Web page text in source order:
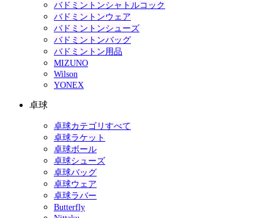
バドミントンシャトルコック
バドミントンウェア
バドミントンシューズ
バドミントンバッグ
バドミントン用品
MIZUNO
Wilson
YONEX
卓球
卓球カテゴリすべて
卓球ラケット
卓球ボール
卓球シューズ
卓球バッグ
卓球ウェア
卓球ラバー
Butterfly